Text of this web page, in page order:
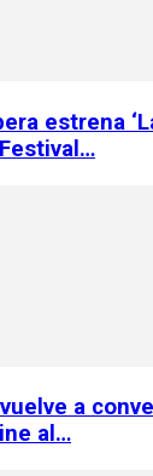
estrena
a
al…